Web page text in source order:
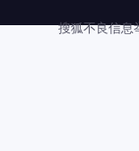
搜狐不良信息